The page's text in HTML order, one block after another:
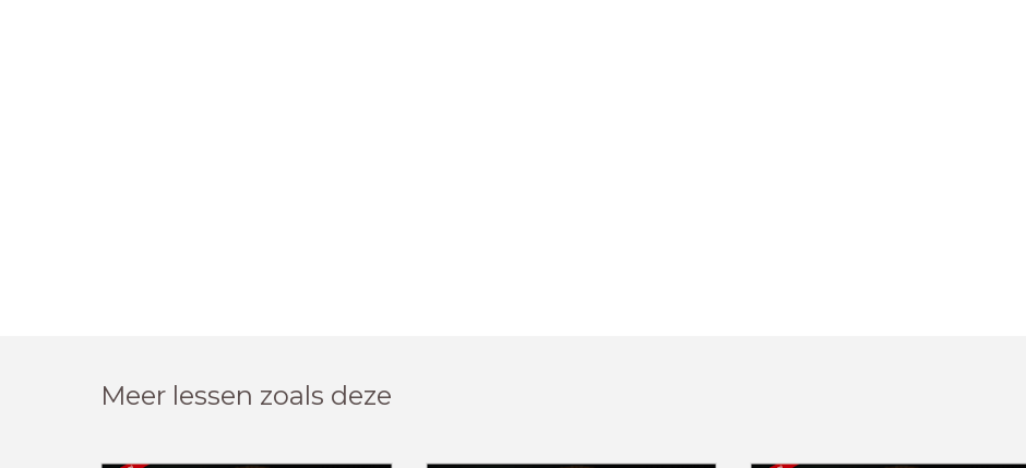
Meer lessen zoals deze